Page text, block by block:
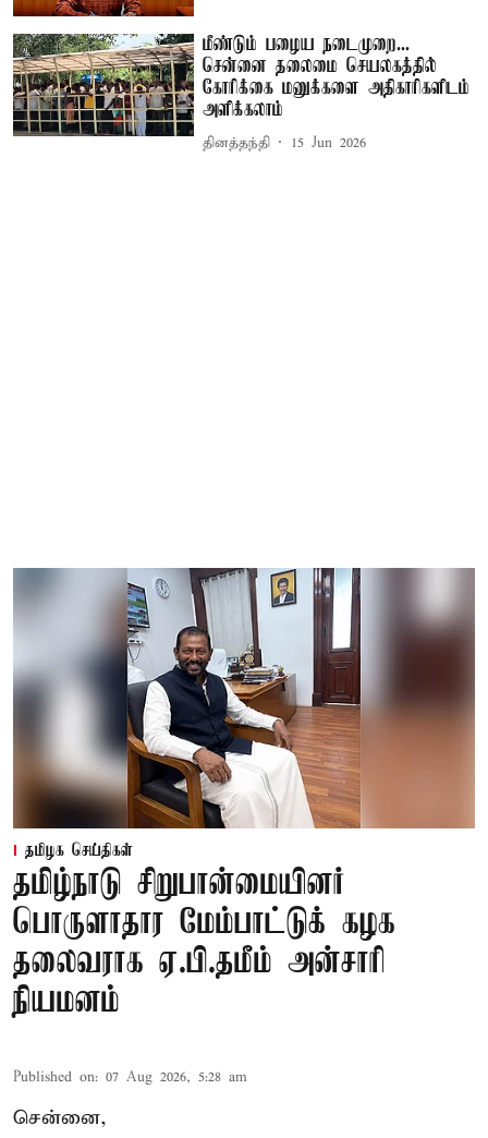
மீண்டும் பழைய நடைமுறை...
சென்னை தலைமை செயலகத்தில்
கோரிக்கை மனுக்களை அதிகாரிகளிடம்
அளிக்கலாம்
தினத்தந்தி 15 Jun 2026
தமிழக செய்திகள்
தமிழ்நாடு சிறுபான்மையினர்
பொருளாதார மேம்பாட்டுக் கழக
தலைவராக ஏ.பி.தமீம் அன்சாரி
நியமனம்
Published on: 07 Aug 2026, 5:28 am
சென்னை,